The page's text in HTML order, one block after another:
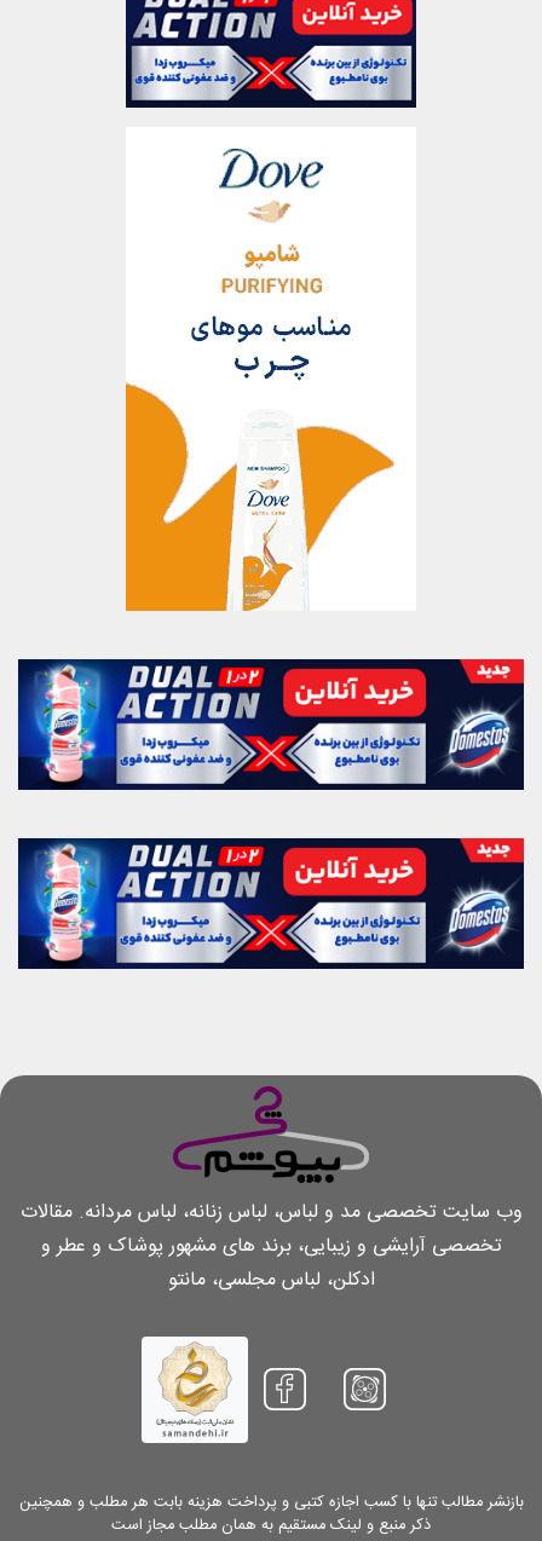
وب سایت تخصصی مد و لباس، لباس زنانه، لباس مردانه. مقالات
تخصصی آرایشی و زیبایی، برند های مشهور پوشاک و عطر و
ادکلن، لباس مجلسی، مانتو
بازنشر مطالب تنها با کسب اجازه کتبی و پرداخت هزینه بابت هر مطلب و همچنین
ذکر منبع و لینک مستقیم به همان مطلب مجاز است